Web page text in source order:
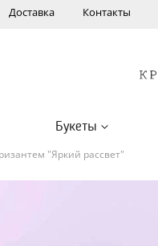
Доставка Контакты
Букеты
"Яркий рассвет"